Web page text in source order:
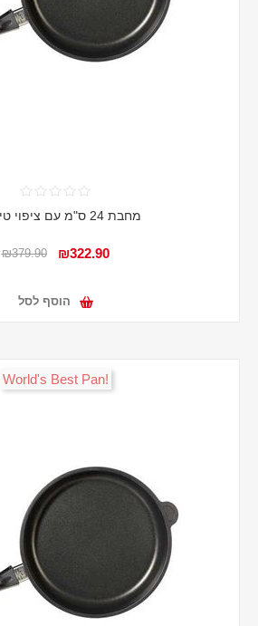
מחבת 24 ס"מ עם ציפוי טיטניום
₪322.90
₪379.90
הוסף לסל
!World's Best Pan